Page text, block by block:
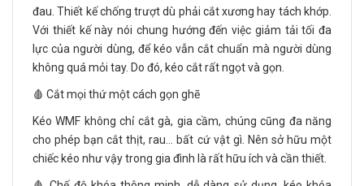
đau. Thiết kế chống trượt dù phải cắt xương hay tách khớp.
Với thiết kế này nói chung hướng đến việc giảm tải tối đa
lực của người dùng, để kéo vẫn cắt chuẩn mà người dùng
không quá mỏi tay. Do đó, kéo cắt rất ngọt và gọn.
🩸 Cắt mọi thứ một cách gọn ghẽ
Kéo WMF không chỉ cắt gà, gia cầm, chúng cũng đa năng
cho phép bạn cắt thịt, rau… bất cứ vật gì. Nên sở hữu một
chiếc kéo như vậy trong gia đình là rất hữu ích và cần thiết.